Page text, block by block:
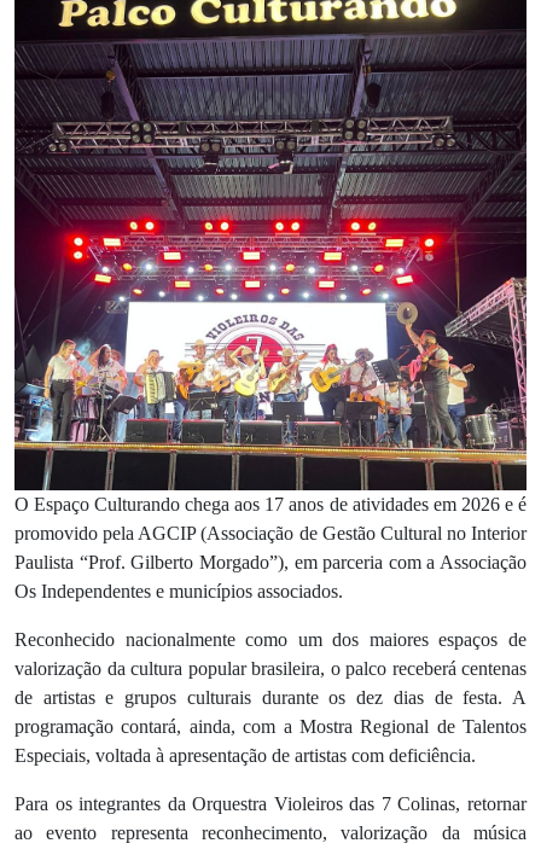
O Espaço Culturando chega aos 17 anos de atividades em 2026 e é
promovido pela AGCIP (Associação de Gestão Cultural no Interior
Paulista “Prof. Gilberto Morgado”), em parceria com a Associação
Os Independentes e municípios associados.
Reconhecido nacionalmente como um dos maiores espaços de
valorização da cultura popular brasileira, o palco receberá centenas
de artistas e grupos culturais durante os dez dias de festa. A
programação contará, ainda, com a Mostra Regional de Talentos
Especiais, voltada à apresentação de artistas com deficiência.
Para os integrantes da Orquestra Violeiros das 7 Colinas, retornar
ao evento representa reconhecimento, valorização da música